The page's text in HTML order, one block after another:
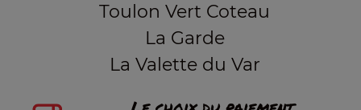
Toulon Vert Coteau
La Garde
La Valette du Var